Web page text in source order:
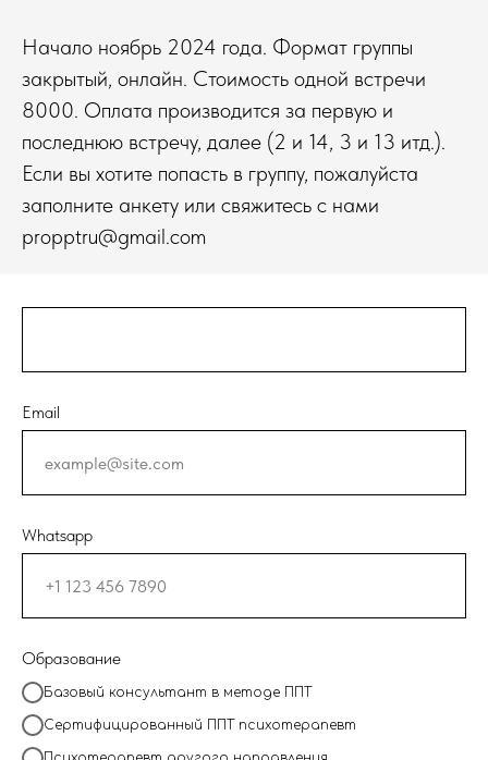
Начало ноябрь 2024 года. Формат группы
закрытый, онлайн. Стоимость одной встречи
8000. Оплата производится за первую и
последнюю встречу, далее (2 и 14, 3 и 13 итд.).
Если вы хотите попасть в группу, пожалуйста
заполните анкету или свяжитесь с нами
propptru@gmail.com
Email
Whatsapp
Образование
Базовый консультант в методе ППТ
Сертифицированный ППТ психотерапевт